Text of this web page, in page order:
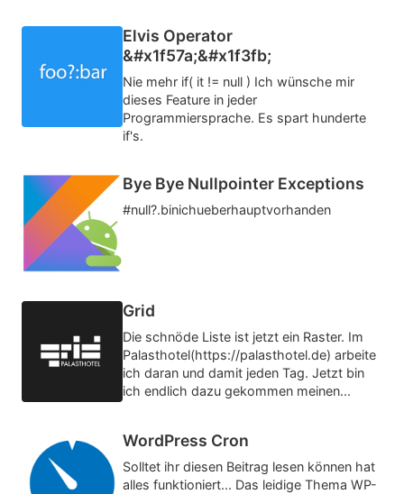
Elvis Operator
&#x1f57a;&#x1f3fb;
Nie mehr if( it != null ) Ich wünsche mir
dieses Feature in jeder
Programmiersprache. Es spart hunderte
if's.
Bye Bye Nullpointer Exceptions
#null?.binichueberhauptvorhanden
Grid
Die schnöde Liste ist jetzt ein Raster. Im
Palasthotel(https://palasthotel.de) arbeite
ich daran und damit jeden Tag. Jetzt bin
ich endlich dazu gekommen meinen...
WordPress Cron
Solltet ihr diesen Beitrag lesen können hat
alles funktioniert... Das leidige Thema WP-